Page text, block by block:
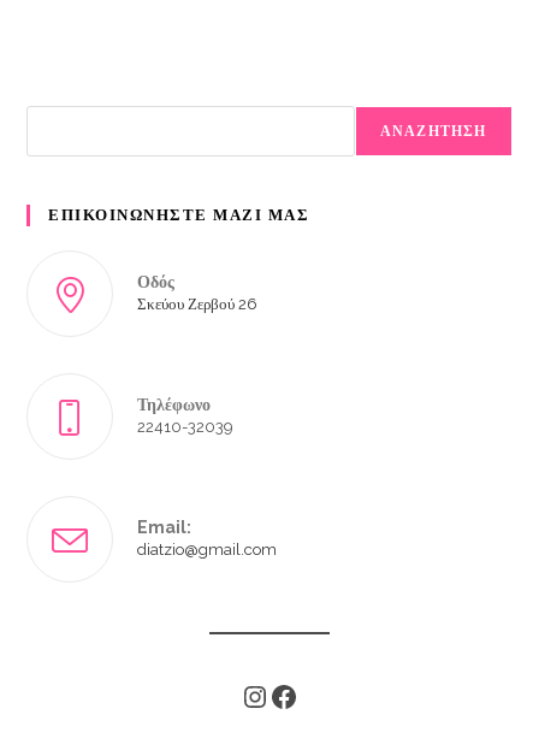
ΑΝΑΖΗΤΗΣΗ
ΕΠΙΚΟΙΝΩΝΗΣΤΕ ΜΑΖΙ ΜΑΣ
Οδός
Σκεύου Ζερβού 26
Τηλέφωνο
22410-32039
Email:
diatzio@gmail.com